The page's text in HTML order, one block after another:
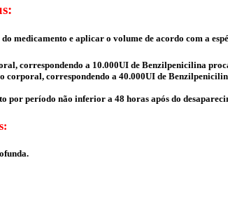
medicamento e aplicar o volume de acordo com a
correspondendo a 10.000UI de Benzilpenicilina
corporal, correspondendo a 40.000UI de
por período não inferior a 48 horas após do